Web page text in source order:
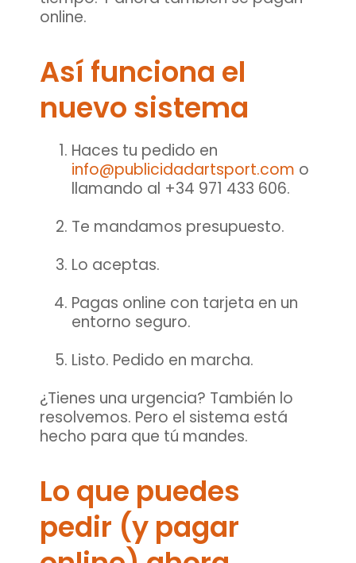
online.
Así funciona el
nuevo sistema
Haces tu pedido en
info@publicidadartsport.com o
llamando al +34 971 433 606.
Te mandamos presupuesto.
Lo aceptas.
Pagas online con tarjeta en un
entorno seguro.
Listo. Pedido en marcha.
¿Tienes una urgencia? También lo
resolvemos. Pero el sistema está
hecho para que tú mandes.
Lo que puedes
pedir (y pagar